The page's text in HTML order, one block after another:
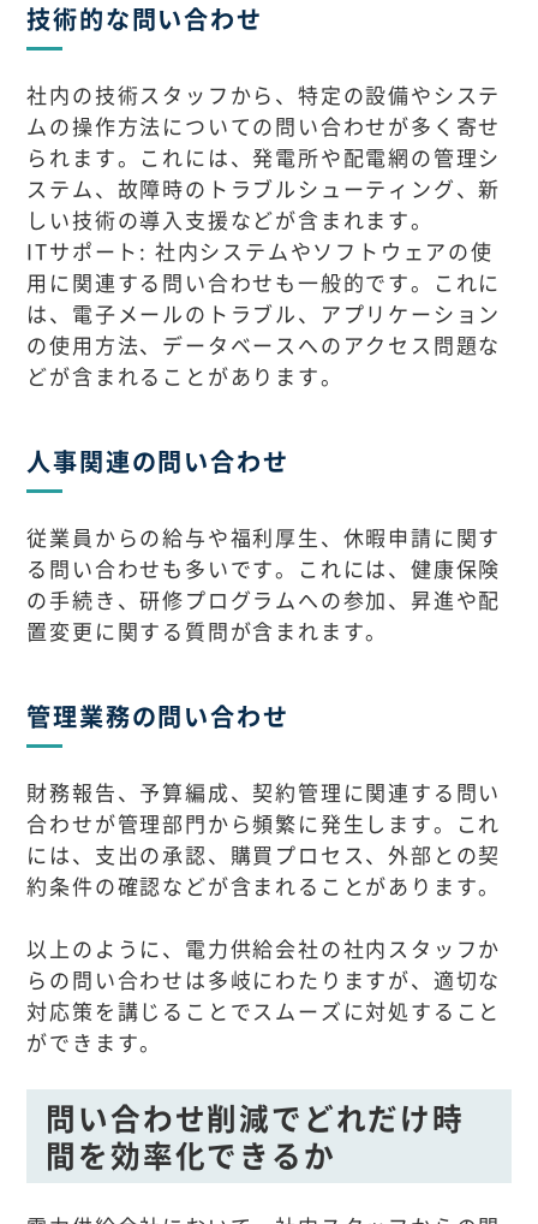
技術的な問い合わせ
社内の技術スタッフから、特定の設備やシステ
ムの操作方法についての問い合わせが多く寄せ
られます。これには、発電所や配電網の管理シ
ステム、故障時のトラブルシューティング、新
しい技術の導入支援などが含まれます。
ITサポート: 社内システムやソフトウェアの使
用に関連する問い合わせも一般的です。これに
は、電子メールのトラブル、アプリケーション
の使用方法、データベースへのアクセス問題な
どが含まれることがあります。
人事関連の問い合わせ
従業員からの給与や福利厚生、休暇申請に関す
る問い合わせも多いです。これには、健康保険
の手続き、研修プログラムへの参加、昇進や配
置変更に関する質問が含まれます。
管理業務の問い合わせ
財務報告、予算編成、契約管理に関連する問い
合わせが管理部門から頻繁に発生します。これ
には、支出の承認、購買プロセス、外部との契
約条件の確認などが含まれることがあります。
以上のように、電力供給会社の社内スタッフか
らの問い合わせは多岐にわたりますが、適切な
対応策を講じることでスムーズに対処すること
ができます。
問い合わせ削減でどれだけ時
間を効率化できるか